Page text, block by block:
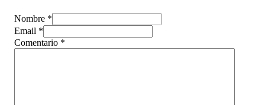
Nombre *
Email *
Comentario *